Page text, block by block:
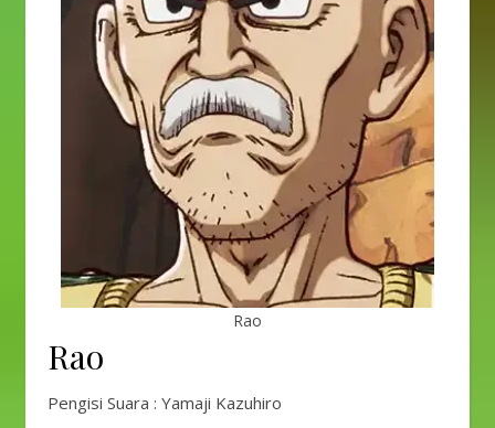
Rao
Rao
Pengisi Suara : Yamaji Kazuhiro